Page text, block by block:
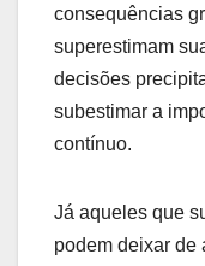
consequências
superestimam
decisões
subestimar a
contínuo.
Já aqueles que
podem deixar de